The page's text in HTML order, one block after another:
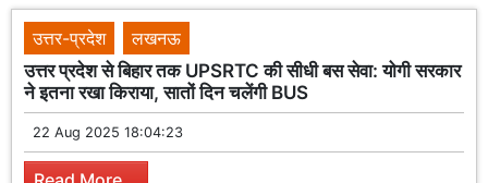
उत्तर-प्रदेश
लखनऊ
उत्तर प्रदेश से बिहार तक UPSRTC की सीधी बस सेवा: योगी सरकार
ने इतना रखा किराया, सातों दिन चलेंगी BUS
22 Aug 2025 18:04:23